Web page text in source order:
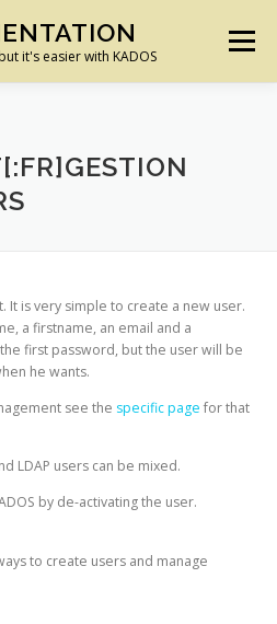
it's easier with KADOS
Menu
It is very simple to create a new user.
a firstname, an email and a
first password, but the user will be
he wants.
see the specific page for that
LDAP users can be mixed.
by de-activating the user.
to create users and manage